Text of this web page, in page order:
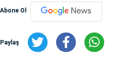
Abone Ol
Paylaş